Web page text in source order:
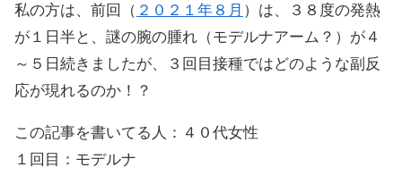
私の方は、前回（ ２０２１年８月 ）は、３８度の発熱
が１日半と、謎の腕の腫れ（モデルナアーム？）が４
～５日続きましたが、３回目接種ではどのような副反
応が現れるのか！？
この記事を書いてる人：４０代女性
１回目：モデルナ